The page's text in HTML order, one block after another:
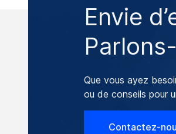
Envie
Que vous ayez
ou de conseils pour
Contactez-